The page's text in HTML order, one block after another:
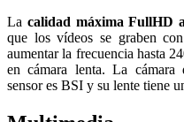
La calidad máxima FullHD
que los vídeos se graben
aumentar la frecuencia hasta
en cámara lenta. La cámara
sensor es BSI y su lente tiene